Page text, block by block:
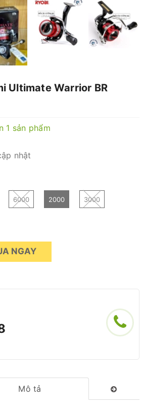
Ultimate Warrior BR
1 sản phẩm
nhật
6000 2000 3000
NGAY
Mô tả